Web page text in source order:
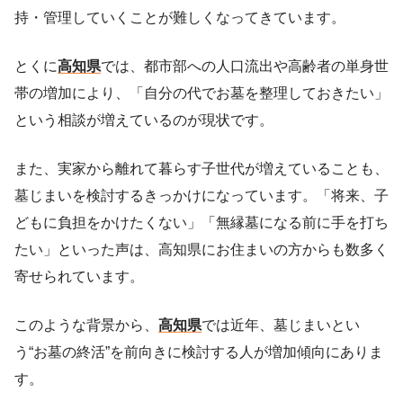
持・管理していくことが難しくなってきています。
とくに高知県では、都市部への人口流出や高齢者の単身世
帯の増加により、「自分の代でお墓を整理しておきたい」
という相談が増えているのが現状です。
また、実家から離れて暮らす子世代が増えていることも、
墓じまいを検討するきっかけになっています。「将来、子
どもに負担をかけたくない」「無縁墓になる前に手を打ち
たい」といった声は、高知県にお住まいの方からも数多く
寄せられています。
このような背景から、 高知県では近年、墓じまいとい
う“お墓の終活”を前向きに検討する人が増加傾向にありま
す。